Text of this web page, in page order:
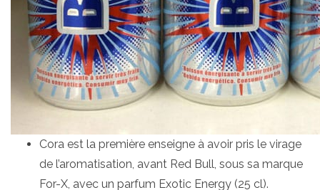
Cora est la première enseigne à avoir pris le virage
de l’aromatisation, avant Red Bull, sous sa marque
For-X, avec un parfum Exotic Energy (25 cl).